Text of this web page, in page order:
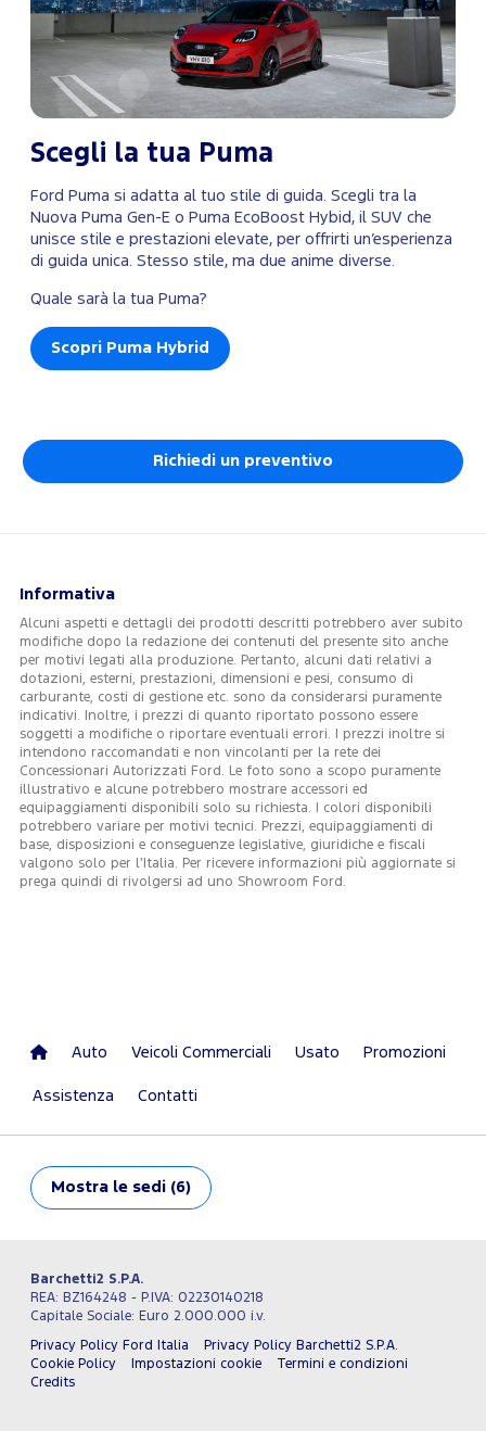
Scegli la tua Puma
Ford Puma si adatta al tuo stile di guida. Scegli tra la
Nuova Puma Gen-E o Puma EcoBoost Hybid, il SUV che
unisce stile e prestazioni elevate, per offrirti un’esperienza
di guida unica. Stesso stile, ma due anime diverse.
Quale sarà la tua Puma?
Scopri Puma Hybrid
Richiedi un preventivo
Informativa
Alcuni aspetti e dettagli dei prodotti descritti potrebbero aver subito
modifiche dopo la redazione dei contenuti del presente sito anche
per motivi legati alla produzione. Pertanto, alcuni dati relativi a
dotazioni, esterni, prestazioni, dimensioni e pesi, consumo di
carburante, costi di gestione etc. sono da considerarsi puramente
indicativi. Inoltre, i prezzi di quanto riportato possono essere
soggetti a modifiche o riportare eventuali errori. I prezzi inoltre si
intendono raccomandati e non vincolanti per la rete dei
Concessionari Autorizzati Ford. Le foto sono a scopo puramente
illustrativo e alcune potrebbero mostrare accessori ed
equipaggiamenti disponibili solo su richiesta. I colori disponibili
potrebbero variare per motivi tecnici. Prezzi, equipaggiamenti di
base, disposizioni e conseguenze legislative, giuridiche e fiscali
valgono solo per l’Italia. Per ricevere informazioni più aggiornate si
prega quindi di rivolgersi ad uno Showroom Ford.
Auto Veicoli Commerciali Usato Promozioni
Assistenza Contatti
Mostra le sedi (6)
Barchetti2 S.P.A.
REA: BZ164248 - P.IVA: 02230140218
Capitale Sociale: Euro 2.000.000 i.v.
Privacy Policy Ford Italia
Privacy Policy Barchetti2 S.P.A.
Cookie Policy
Impostazioni cookie
Termini e condizioni
Credits